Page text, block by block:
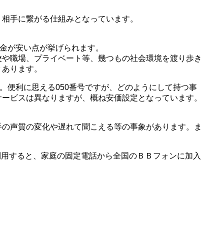
手に繋がる仕組みとなっています。
が安い点が挙げられます。
職場、プライベート等、幾つもの社会環境を渡り歩き
ります。
便利に思える050番号ですが、どのようにして持つ事
ビスは異なりますが、概ね安価設定となっています。
声質の変化や遅れて聞こえる等の事象があります。ま
すると、家庭の固定電話から全国のＢＢフォンに加入